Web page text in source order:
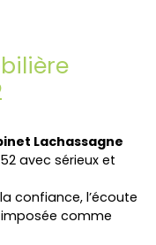
Lachassagne
avec sérieux et
confiance, l’écoute
comme